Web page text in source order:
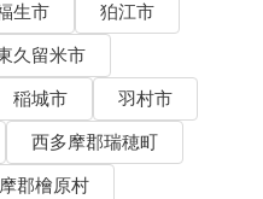
生市
狛江市
久留米市
稲城市
羽村市
西多摩郡瑞穂町
郡檜原村